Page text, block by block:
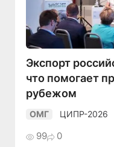
Экспорт
что помогает
рубежом
ОМГ ЦИПР-2026
99 0